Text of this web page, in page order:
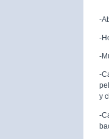
-
-
-
-
y
-